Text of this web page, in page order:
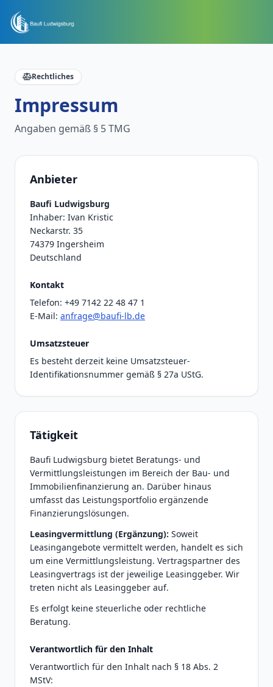
Rechtliches
Impressum
Angaben gemäß § 5 TMG
Anbieter
Baufi Ludwigsburg
Inhaber: Ivan Kristic
Neckarstr. 35
74379 Ingersheim
Deutschland
Kontakt
Telefon: +49 7142 22 48 47 1
E-Mail: anfrage@baufi-lb.de
Umsatzsteuer
Es besteht derzeit keine Umsatzsteuer-
Identifikationsnummer gemäß § 27a UStG.
Tätigkeit
Baufi Ludwigsburg bietet Beratungs- und
Vermittlungsleistungen im Bereich der Bau- und
Immobilienfinanzierung an. Darüber hinaus
umfasst das Leistungsportfolio ergänzende
Finanzierungslösungen.
Leasingvermittlung (Ergänzung): Soweit
Leasingangebote vermittelt werden, handelt es sich
um eine Vermittlungsleistung. Vertragspartner des
Leasingvertrags ist der jeweilige Leasinggeber. Wir
treten nicht als Leasinggeber auf.
Es erfolgt keine steuerliche oder rechtliche
Beratung.
Verantwortlich für den Inhalt
Verantwortlich für den Inhalt nach § 18 Abs. 2
MStV: